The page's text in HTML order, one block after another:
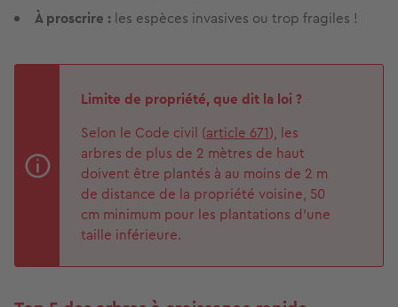
À proscrire : les espèces invasives ou trop fragiles !
Limite de propriété, que dit la loi ?
Selon le Code civil (article 671), les
arbres de plus de 2 mètres de haut
doivent être plantés à au moins de 2 m
de distance de la propriété voisine, 50
cm minimum pour les plantations d’une
taille inférieure.